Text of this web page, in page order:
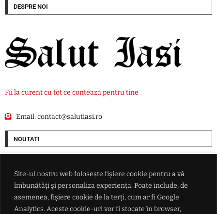
Site-ul nostru web folosește fișiere cookie pentru a vă
îmbunătăți și personaliza experiența. Poate include, de
asemenea, fișiere cookie de la terți, cum ar fi Google
Analytics. Aceste cookie-uri vor fi stocate în browser,
DESPRE NOI
Fii la curent cu tot ce conteaza pentru tine
Email:contact@salutiasi.ro
NOUTATI
SUA va accepta "toate condiţiile" puse de Teheran
Rata șomajului din Franța a ajuns la cel mai ridicat nivel din ultimii șase